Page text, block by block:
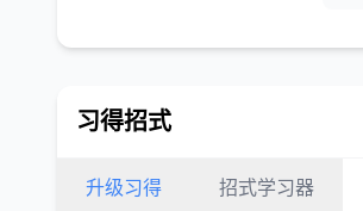
习得招式
升级习得 招式学习器